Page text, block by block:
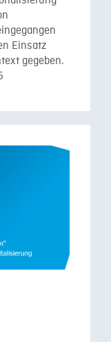
Einsatz
gegeben.